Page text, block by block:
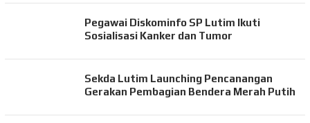
Pegawai Diskominfo SP Lutim Ikuti
Sosialisasi Kanker dan Tumor
Sekda Lutim Launching Pencanangan
Gerakan Pembagian Bendera Merah Putih